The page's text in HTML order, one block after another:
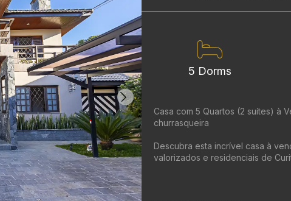
5 Dorms
Casa com 5 Quartos (2 suítes) à
churrasqueira
Descubra esta incrível casa à
valorizados e residenciais de